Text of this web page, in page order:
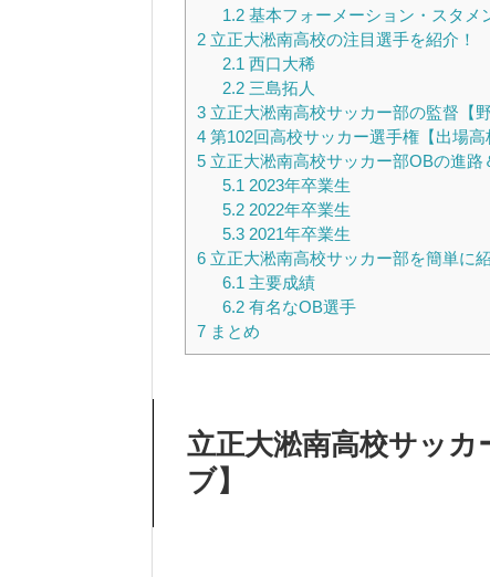
1.2基本フォーメーション・スタメ
2 立正大淞南高校の注目選手を紹介！
2.1 西口大稀
2.2三島拓人
3 立正大淞南高校サッカー部の監督【野
4 第102回高校サッカー選手権【出場高
5 立正大淞南高校サッカー部OBの進路
5.1 2023年卒業生
5.22022年卒業生
5.32021年卒業生
6 立正大淞南高校サッカー部を簡単に紹
6.1 主要成績
6.2有名なOB選手
7 まとめ
立正大淞南高校サッカ
ブ】